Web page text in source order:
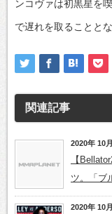
ンコヴァは初黒星を
で遅れを取ることとな
関連記事
2020年 10
【
ツ。「ブ
2020年 10